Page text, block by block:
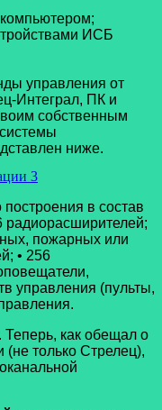
ИСБ
управления от
Интеграл, ПК и
собственным
ниже.
в состав
радиорасширителей;
пожарных или
• 256
управления (пульты,
Теперь, как обещал о
только Стрелец),